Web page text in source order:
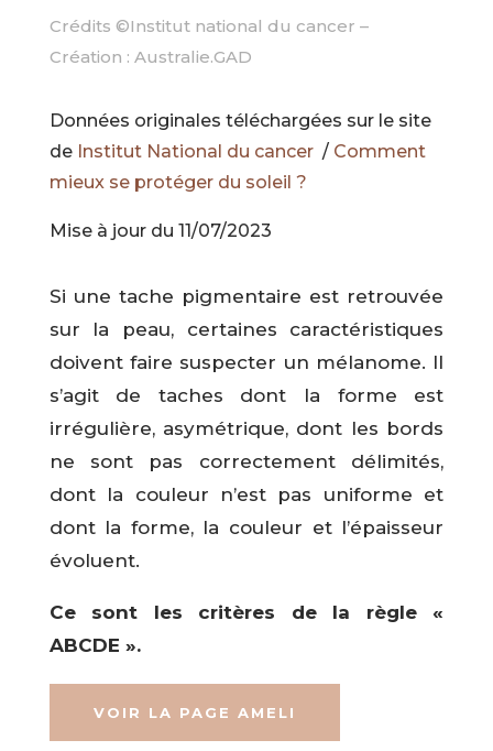
Crédits ©Institut national du cancer –
Création : Australie.GAD
Données originales téléchargées sur le site
de Institut National du cancer / Comment
mieux se protéger du soleil ?
Mise à jour du 11/07/2023
Si une tache pigmentaire est retrouvée
sur la peau, certaines caractéristiques
doivent faire suspecter un mélanome. Il
s’agit de taches dont la forme est
irrégulière, asymétrique, dont les bords
ne sont pas correctement délimités,
dont la couleur n’est pas uniforme et
dont la forme, la couleur et l’épaisseur
évoluent.
Ce sont les critères de la règle «
ABCDE ».
VOIR LA PAGE AMELI